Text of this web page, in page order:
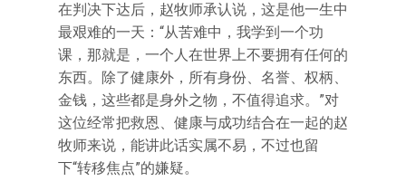
在判决下达后，赵牧师承认说，这是他一生中
最艰难的一天：“从苦难中，我学到一个功
课，那就是，一个人在世界上不要拥有任何的
东西。除了健康外，所有身份、名誉、权柄、
金钱，这些都是身外之物，不值得追求。”对
这位经常把救恩、健康与成功结合在一起的赵
牧师来说，能讲此话实属不易，不过也留
下“转移焦点”的嫌疑。